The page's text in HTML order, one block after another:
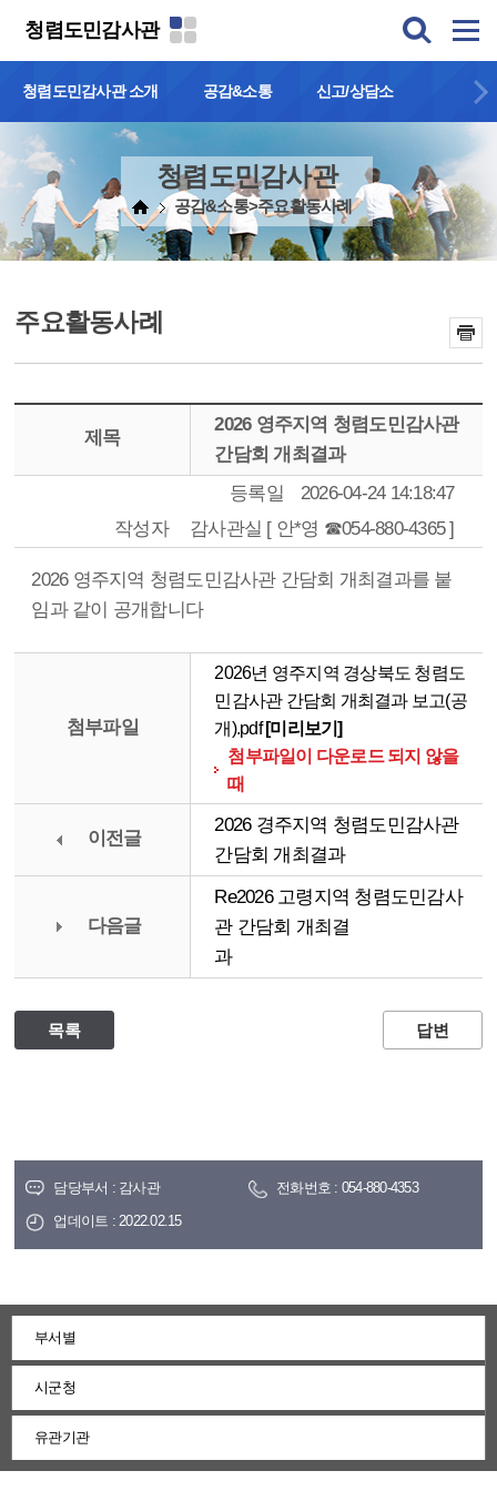
청렴도민감사관
청렴도민감사관 소개 공감&소통 신고/상담소
청렴도민감사관
공감&소통>주요활동사례
주요활동사례
제목
2026 영주지역 청렴도민감사관
간담회 개최결과
등록일
2026-04-24 14:18:47
작성자
감사관실 [ 안*영 ☎054-880-4365 ]
2026 영주지역 청렴도민감사관 간담회 개최결과를 붙
임과 같이 공개합니다
첨부파일
2026년 영주지역 경상북도 청렴도
민감사관 간담회 개최결과 보고(공
개).pdf [미리보기]
첨부파일이 다운로드 되지 않을
때
이전글
2026 경주지역 청렴도민감사관
간담회 개최결과
다음글
Re2026 고령지역 청렴도민감사
관 간담회 개최결
과
목록 답변
담당부서 : 감사관
전화번호 : 054-880-4353
업데이트 : 2022.02.15
부서별
시군청
유관기관